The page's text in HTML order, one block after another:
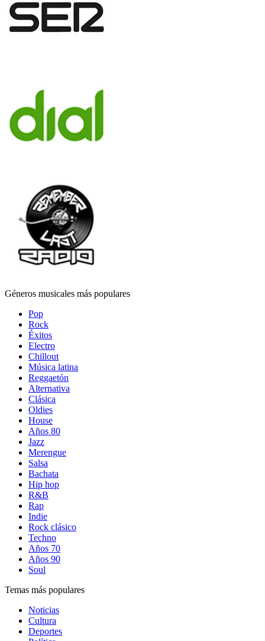
Géneros musicales más populares
Pop
Rock
Éxitos
Electro
Chillout
Música latina
Reggaetón
Alternativa
Clásica
Oldies
House
Años 80
Jazz
Merengue
Salsa
Bachata
Hip hop
R&B
Rap
Indie
Rock clásico
Techno
Años 70
Años 90
Soul
Temas más populares
Noticias
Cultura
Deportes